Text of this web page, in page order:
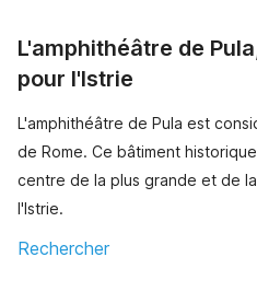
L'amphithéâtre de
pour l'Istrie
L'amphithéâtre de Pula est
de Rome. Ce bâtiment
centre de la plus grande et de
l'Istrie.
Rechercher